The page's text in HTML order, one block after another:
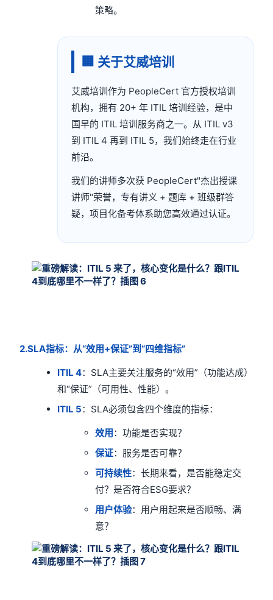
策略。
🏢 关于艾威培训
艾威培训作为 PeopleCert 官方授权培训
机构，拥有 20+ 年 ITIL 培训经验，是中
国早的 ITIL 培训服务商之一。从 ITIL v3
到 ITIL 4 再到 ITIL 5，我们始终走在行业
前沿。
我们的讲师多次获 PeopleCert"杰出授课
讲师"荣誉，专有讲义 + 题库 + 班级群答
疑，项目化备考体系助您高效通过认证。
2.SLA指标：从“效用+保证”到“四维指标”
ITIL 4：SLA主要关注服务的“效用”（功能达成）
和“保证”（可用性、性能）。
ITIL 5：SLA必须包含四个维度的指标：
效用：功能是否实现？
保证：服务是否可靠？
可持续性：长期来看，是否能稳定交
付？是否符合ESG要求？
用户体验：用户用起来是否顺畅、满
意？